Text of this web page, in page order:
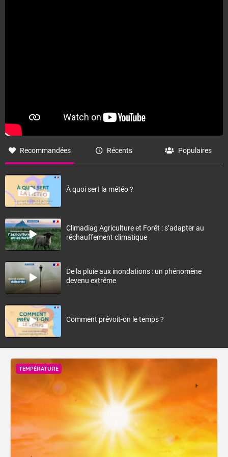
Recommandées Récents Populaires
À quoi sert la météo ?
Climadiag Agriculture et Forêt : s’adapter au
réchauffement climatique
De la pluie aux inondations : un phénomène
devenu extrême
Comment prévoit-on le temps ?
TEMPÉRATURE